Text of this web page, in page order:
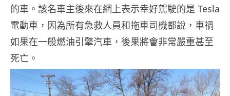
的車。該名車主後來在網上表示幸好駕駛的是 Tesla
電動車，因為所有急救人員和拖車司機都說，車禍
如果在一般燃油引擎汽車，後果將會非常嚴重甚至
死亡。